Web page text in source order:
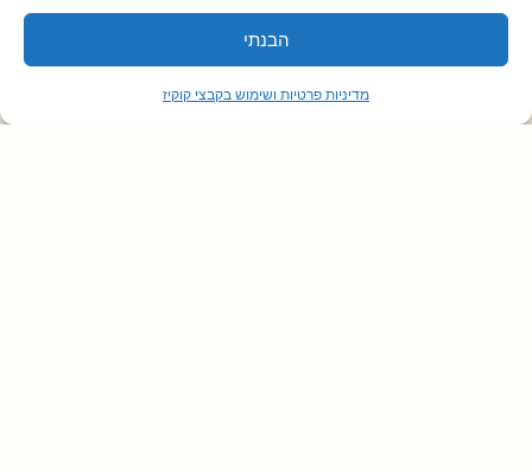
הבנתי
מדיניות פרטיות ושימוש בקבצי קוקיז